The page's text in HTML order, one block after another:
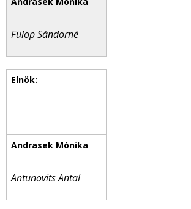
Fülöp Sándorné
Antunovits Antal